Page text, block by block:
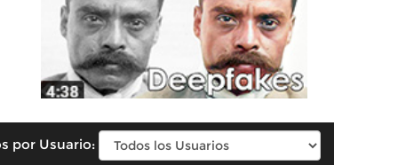
por Usuario: